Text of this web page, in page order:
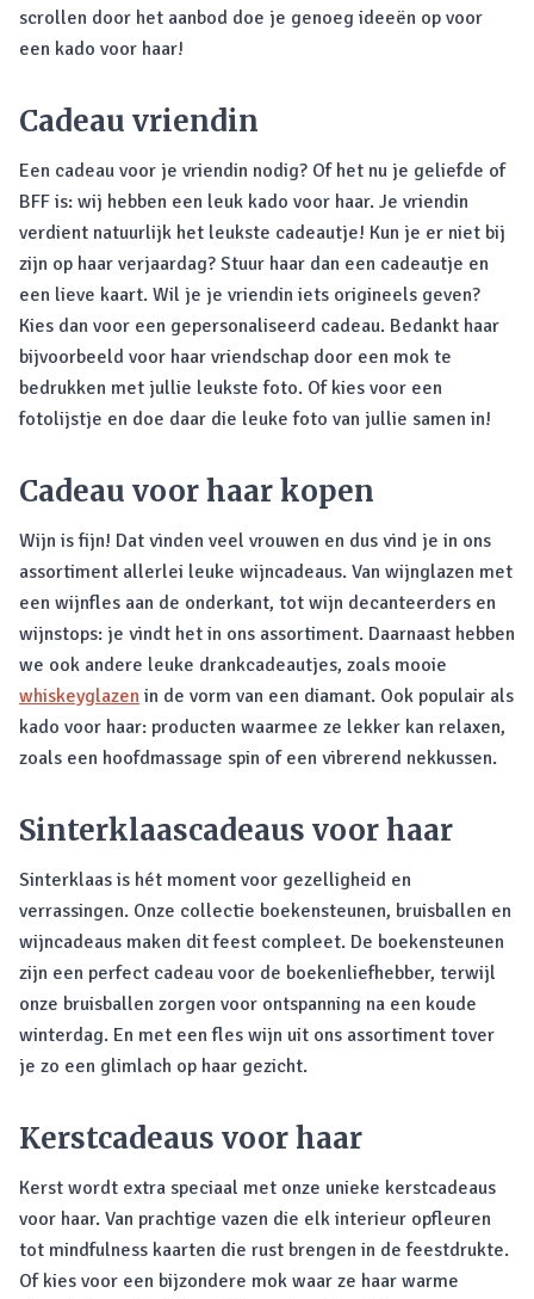
scrollen door het aanbod doe je genoeg ideeën op voor
een kado voor haar!
Cadeau vriendin
Een cadeau voor je vriendin nodig? Of het nu je geliefde of
BFF is: wij hebben een leuk kado voor haar. Je vriendin
verdient natuurlijk het leukste cadeautje! Kun je er niet bij
zijn op haar verjaardag? Stuur haar dan een cadeautje en
een lieve kaart. Wil je je vriendin iets origineels geven?
Kies dan voor een gepersonaliseerd cadeau. Bedankt haar
bijvoorbeeld voor haar vriendschap door een mok te
bedrukken met jullie leukste foto. Of kies voor een
fotolijstje en doe daar die leuke foto van jullie samen in!
Cadeau voor haar kopen
Wijn is fijn! Dat vinden veel vrouwen en dus vind je in ons
assortiment allerlei leuke wijncadeaus. Van wijnglazen met
een wijnfles aan de onderkant, tot wijn decanteerders en
wijnstops: je vindt het in ons assortiment. Daarnaast hebben
we ook andere leuke drankcadeautjes, zoals mooie
whiskeyglazen in de vorm van een diamant. Ook populair als
kado voor haar: producten waarmee ze lekker kan relaxen,
zoals een hoofdmassage spin of een vibrerend nekkussen.
Sinterklaascadeaus voor haar
Sinterklaas is hét moment voor gezelligheid en
verrassingen. Onze collectie boekensteunen, bruisballen en
wijncadeaus maken dit feest compleet. De boekensteunen
zijn een perfect cadeau voor de boekenliefhebber, terwijl
onze bruisballen zorgen voor ontspanning na een koude
winterdag. En met een fles wijn uit ons assortiment tover
je zo een glimlach op haar gezicht.
Kerstcadeaus voor haar
Kerst wordt extra speciaal met onze unieke kerstcadeaus
voor haar. Van prachtige vazen die elk interieur opfleuren
tot mindfulness kaarten die rust brengen in de feestdrukte.
Of kies voor een bijzondere mok waar ze haar warme